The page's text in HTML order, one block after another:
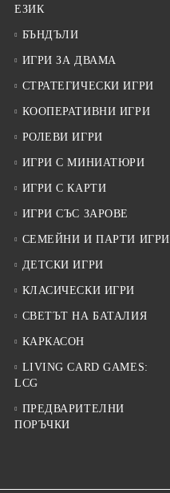
ЕЗИК
БЪНДЪЛИ
ИГРИ ЗА ДВАМА
СТРАТЕГИЧЕСКИ ИГРИ
КООПЕРАТИВНИ ИГРИ
РОЛЕВИ ИГРИ
ИГРИ С МИНИАТЮРИ
ИГРИ С КАРТИ
ИГРИ СЪС ЗАРОВЕ
СЕМЕЙНИ И ПАРТИ ИГРИ
ДЕТСКИ ИГРИ
КЛАСИЧЕСКИ ИГРИ
СВЕТЪТ НА БАТАЛИЯ
КАРКАСОН
LIVING CARD GAMES:
LCG
ПРЕДВАРИТЕЛНИ
ПОРЪЧКИ